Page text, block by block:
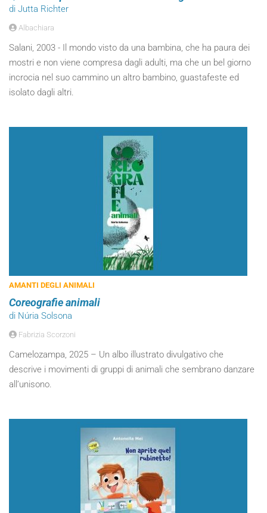
di Jutta Richter
Albachiara
Salani, 2003 - Il mondo visto da una bambina, che ha paura dei
mostri e non viene compresa dagli adulti, ma che un bel giorno
incrocia nel suo cammino un altro bambino, guastafeste ed
isolato dagli altri.
AMANTI DEGLI ANIMALI
Coreografie animali
di Núria Solsona
Fabrizia Scorzoni
Camelozampa, 2025 – Un albo illustrato divulgativo che
descrive i movimenti di gruppi di animali che sembrano danzare
all’unisono.